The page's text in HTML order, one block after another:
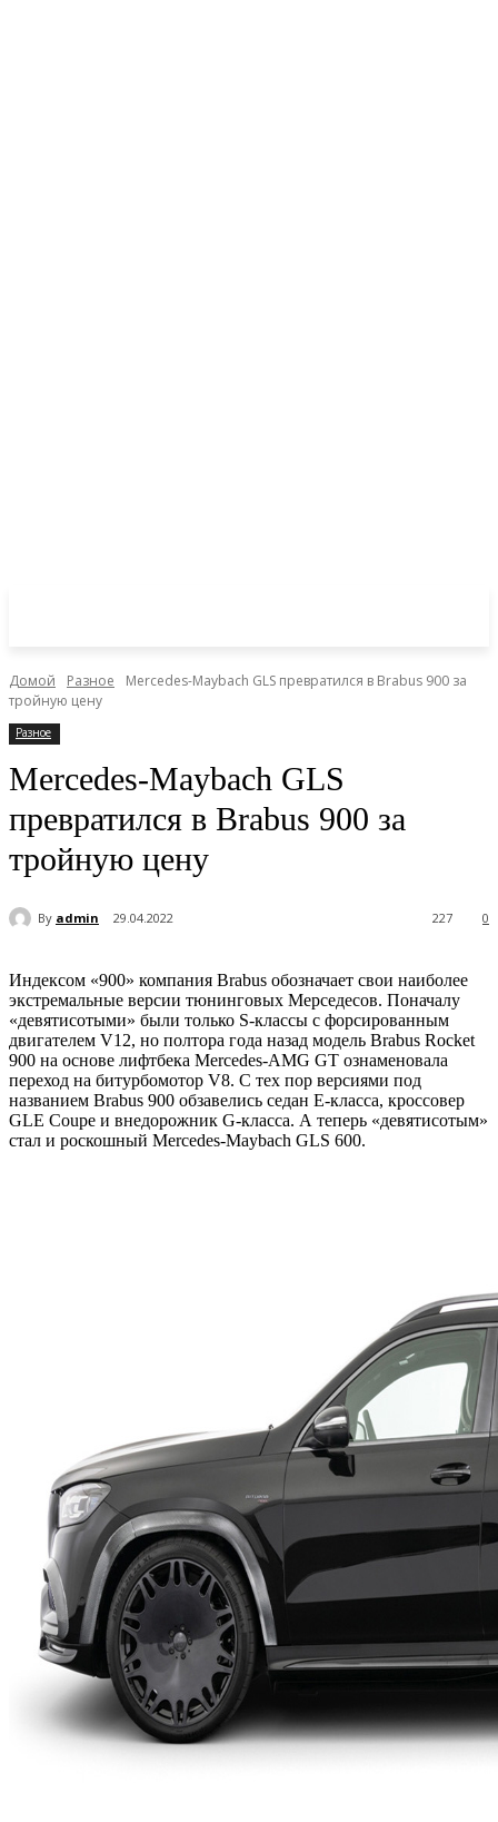
Домой Разное
Mercedes-Maybach GLS превратился в Brabus 900 за
тройную цену
Разное
Mercedes-Maybach GLS
превратился в Brabus 900 за
тройную цену
By admin 29.04.2022 0
227
Индексом «900» компания Brabus обозначает свои наиболее
экстремальные версии тюнинговых Мерседесов. Поначалу
«девятисотыми» были только S-классы с форсированным
двигателем V12, но полтора года назад модель Brabus Rocket
900 на основе лифтбека Mercedes-AMG GT ознаменовала
переход на битурбомотор V8. С тех пор версиями под
названием Brabus 900 обзавелись седан E-класса, кроссовер
GLE Coupe и внедорожник G-класса. А теперь «девятисотым»
стал и роскошный Mercedes-Maybach GLS 600.